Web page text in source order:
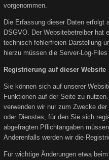
vorgenommen.
Die Erfassung dieser Daten
DSGVO. Der Websitebetreiber hat
technisch fehlerfreien Darstellung
hierzu müssen die Server-Log-
Registrierung auf dieser Website
Sie können sich auf unserer
Funktionen auf der Seite zu
verwenden wir nur zum Zwecke
oder Dienstes, für den Sie sich
abgefragten Pflichtangaben
Anderenfalls werden wir die
Für wichtige Änderungen etwa